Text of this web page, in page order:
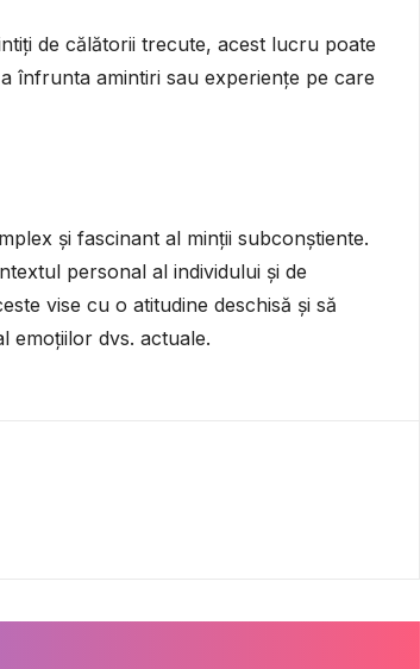
de călătorii trecute, acest lucru poate
înfrunta amintiri sau experiențe pe care
și fascinant al minții subconștiente.
personal al individului și de
vise cu o atitudine deschisă și să
emoțiilor dvs. actuale.